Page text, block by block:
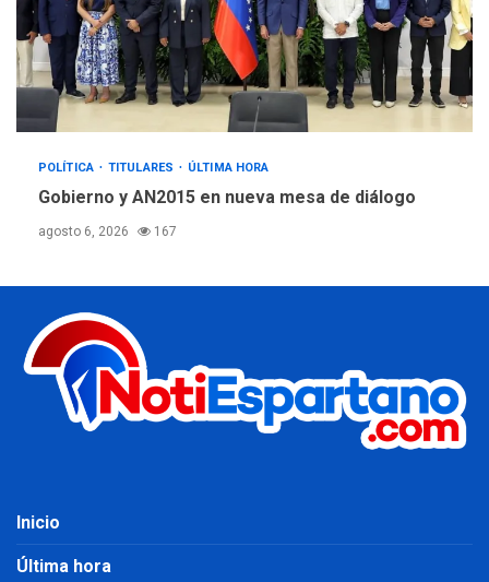
POLÍTICA TITULARES ÚLTIMA HORA
Gobierno y AN2015 en nueva mesa de diálogo
agosto 6, 2026 167
Inicio
Última hora